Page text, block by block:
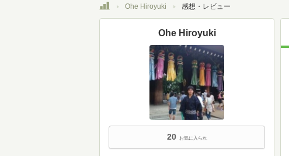
トップOhe Hiroyuki 感想・レビュー
Ohe Hiroyuki
20 お気に入られ